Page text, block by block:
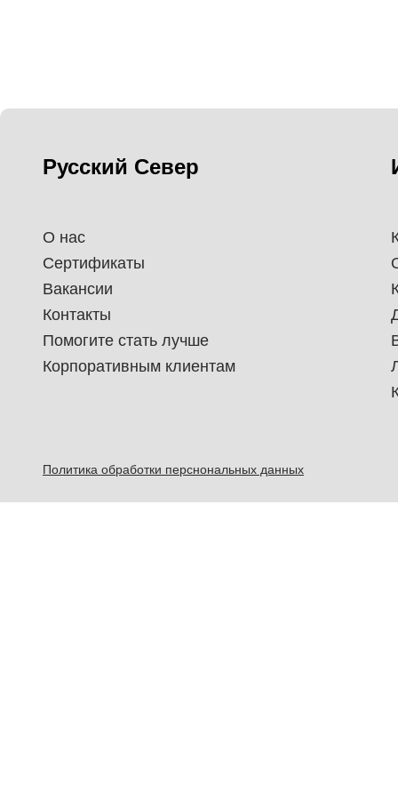
Русский Север
О нас
Сертификаты
Вакансии
Контакты
Помогите стать лучше
Корпоративным клиентам
Политика обработки перснональных данных